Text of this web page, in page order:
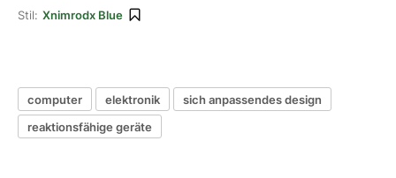
Stil: Xnimrodx Blue
computer elektronik
sich anpassendes design
reaktionsfähige geräte